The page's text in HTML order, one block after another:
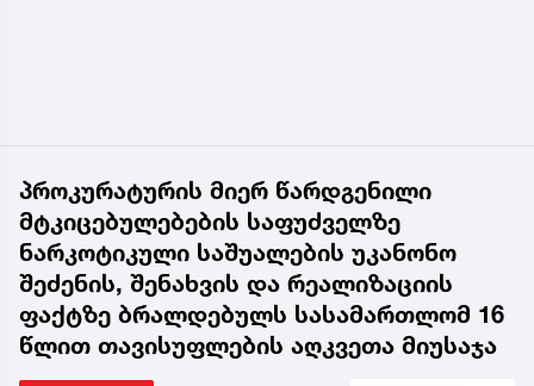
პროკურატურის მიერ წარდგენილი
მტკიცებულებების საფუძველზე
ნარკოტიკული საშუალების უკანონო
შეძენის, შენახვის და რეალიზაციის
ფაქტზე ბრალდებულს სასამართლომ 16
წლით თავისუფლების აღკვეთა მიუსაჯა